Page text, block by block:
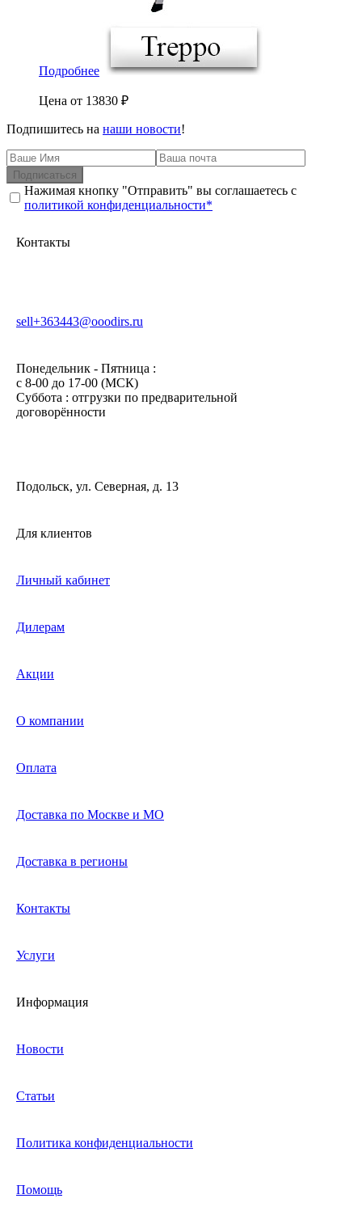
Подробнее
Цена от 13830 ₽
Подпишитесь на наши новости!
Подписаться
Нажимая кнопку "Отправить" вы соглашаетесь с
политикой конфиденциальности*
Контакты
sell+363443@ooodirs.ru
Понедельник - Пятница :
c 8-00 до 17-00 (МСК)
Суббота : отгрузки по предварительной
договорённости
Подольск, ул. Северная, д. 13
Для клиентов
Личный кабинет
Дилерам
Акции
О компании
Оплата
Доставка по Москве и МО
Доставка в регионы
Контакты
Услуги
Информация
Новости
Статьи
Политика конфиденциальности
Помощь